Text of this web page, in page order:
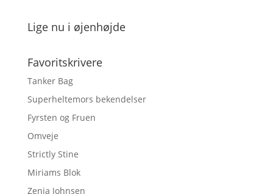
Lige nu i øjenhøjde
Favoritskrivere
Tanker Bag
Superheltemors bekendelser
Fyrsten og Fruen
Omveje
Strictly Stine
Miriams Blok
Zenia Johnsen